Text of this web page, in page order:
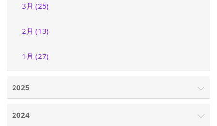
3月 (25)
2月 (13)
1月 (27)
2025
2024